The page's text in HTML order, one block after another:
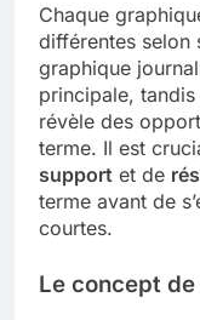
Chaque
différentes selon
graphique
principale, tandis
révèle des
terme. Il est
support et de
terme avant de
courtes.
Le concept